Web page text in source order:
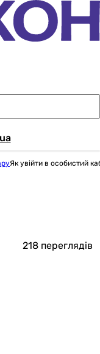
Як увійти в особистий
218 переглядів